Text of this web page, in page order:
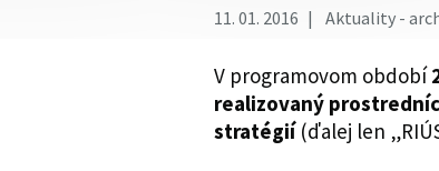
11. 01. 2016 Aktuality -
V programovom období
realizovaný
stratégií(ďalej len